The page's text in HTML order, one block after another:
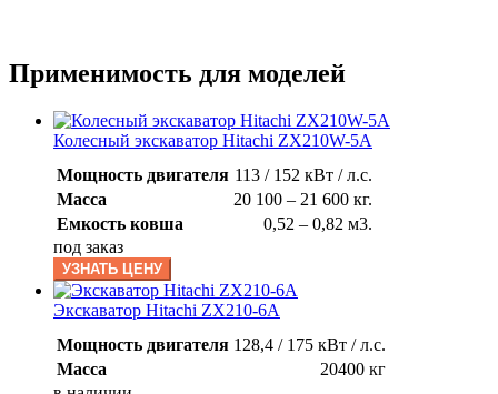
Применимость для моделей
Колесный экскаватор Hitachi ZX210W-5A
Мощность двигателя 113 / 152 кВт / л.с.
Масса
20 100 – 21 600 кг.
Емкость ковша
0,52 – 0,82 м3.
под заказ
УЗНАТЬ ЦЕНУ
Экскаватор Hitachi ZX210-6A
Мощность двигателя 128,4 / 175 кВт / л.с.
Масса
20400 кг